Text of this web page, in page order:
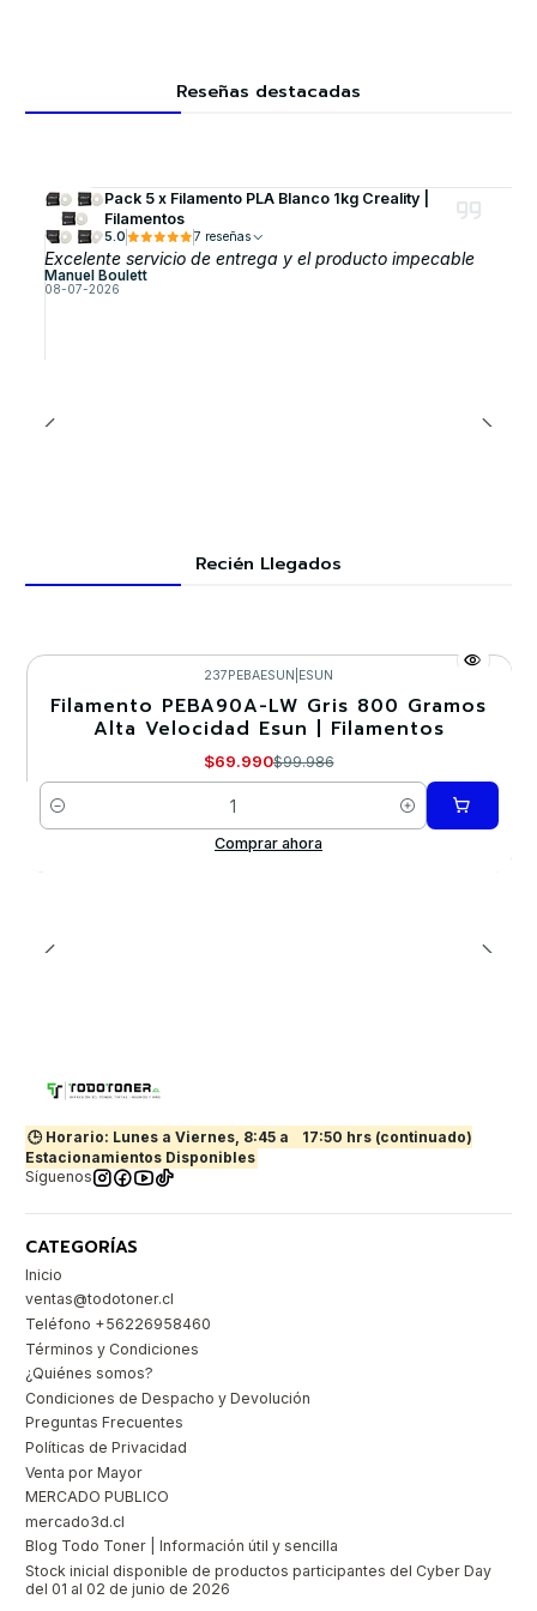
Reseñas destacadas
Pack 5 x Filamento PLA Blanco 1kg Creality |
Filamentos
5.0 7 reseñas
Excelente servicio de entrega y el producto impecable
Manuel Boulett
08-07-2026
Recién Llegados
-30%
237PEBAESUN ESUN
Filamento PEBA90A-LW Gris 800 Gramos
Alta Velocidad Esun | Filamentos
$69.990$99.986
Cantidad
Comprar ahora
🕒 Horario: Lunes a Viernes, 8:45 a
17:50 hrs (continuado)
Estacionamientos Disponibles
Síguenos
CATEGORÍAS
Inicio
ventas@todotoner.cl
Teléfono +56226958460
Términos y Condiciones
¿Quiénes somos?
Condiciones de Despacho y Devolución
Preguntas Frecuentes
Políticas de Privacidad
Venta por Mayor
MERCADO PUBLICO
mercado3d.cl
Blog Todo Toner | Información útil y sencilla
Stock inicial disponible de productos participantes del Cyber Day
del 01 al 02 de junio de 2026